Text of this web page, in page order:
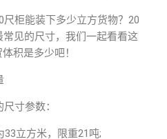
柜能装下多少立方货物？20
见的尺寸，我们一起看看这
积是多少吧！
寸参数：
立方米，限重21吨;